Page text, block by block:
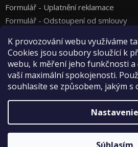
K provozování webu využíváme
Cookies jsou soubory sloužící k
webu, k měření jeho funkčnosti a
vaší maximální spokojenosti.
souhlasíte se způsobem, jakým s
Nastavenie
Formulář - Uplatnění reklamace
Formulář - Odstoupení od smlouvy
Vytvoril
Copyright 2026Vyza